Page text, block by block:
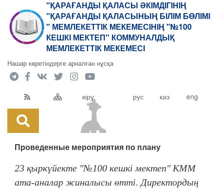
"ҚАРАҒАНДЫ ҚАЛАСЫ ӘКІМДІГІНІҢ
"ҚАРАҒАНДЫ ҚАЛАСЫНЫҢ БІЛІМ БӨЛІМІ
" МЕМЛЕКЕТТІК МЕКЕМЕСІНІҢ "№100
КЕШКІ МЕКТЕП" КОММУНАЛДЫҚ
МЕМЛЕКЕТТІК МЕКЕМЕСІ
Нашар көретіндерге арналған нұсқа
кіру рус каз eng
Проведенные мероприятия по плану
23 қыркүйекте "№100 кешкі мектеп" КММ
ата-аналар жиналысы өтті. Директордың